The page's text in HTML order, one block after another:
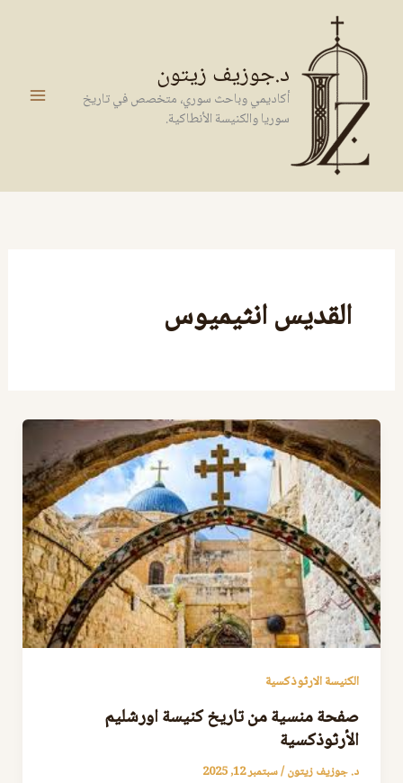
المحتوى
د.جوزيف زيتون
أكاديمي وباحث سوري، متخصص في تاريخ
سوريا والكنيسة الأنطاكية.
القديس انثيميوس
الكنيسة الارثوذكسية
صفحة منسية من تاريخ كنيسة اورشليم
الأرثوذكسية
د. جوزيف زيتون/سبتمبر 12, 2025